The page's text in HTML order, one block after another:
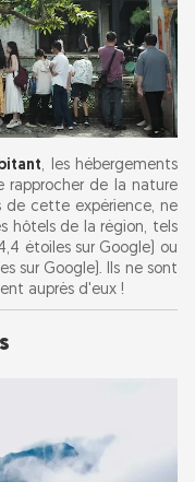
, les hébergements
rapprocher de la nature
de cette expérience, ne
hôtels de la région, tels
étoiles sur Google) ou
sur Google). Ils ne sont
auprès d'eux !